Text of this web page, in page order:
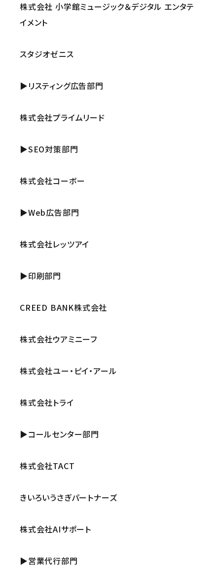
株式会社 小学館ミュージック＆デジタル エンタテ
イメント
スタジオゼニス
▶リスティング広告部門
株式会社プライムリード
▶SEO対策部門
株式会社コーボー
▶Web広告部門
株式会社レッツアイ
▶印刷部門
CREED BANK株式会社
株式会社ウアミニーフ
株式会社ユー・ピイ・アール
株式会社トライ
▶コールセンター部門
株式会社TACT
きいろいうさぎパートナーズ
株式会社AIサポート
▶営業代行部門